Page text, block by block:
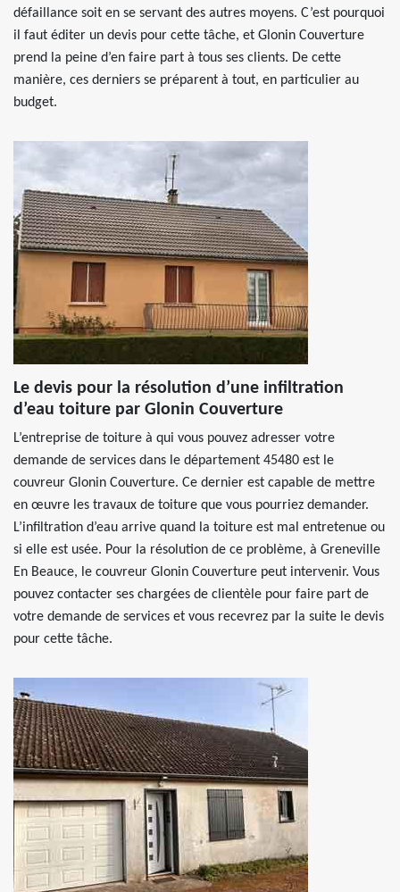
défaillance soit en se servant des autres moyens. C’est pourquoi
il faut éditer un devis pour cette tâche, et Glonin Couverture
prend la peine d’en faire part à tous ses clients. De cette
manière, ces derniers se préparent à tout, en particulier au
budget.
Le devis pour la résolution d’une infiltration
d’eau toiture par Glonin Couverture
L’entreprise de toiture à qui vous pouvez adresser votre
demande de services dans le département 45480 est le
couvreur Glonin Couverture. Ce dernier est capable de mettre
en œuvre les travaux de toiture que vous pourriez demander.
L’infiltration d’eau arrive quand la toiture est mal entretenue ou
si elle est usée. Pour la résolution de ce problème, à Greneville
En Beauce, le couvreur Glonin Couverture peut intervenir. Vous
pouvez contacter ses chargées de clientèle pour faire part de
votre demande de services et vous recevrez par la suite le devis
pour cette tâche.